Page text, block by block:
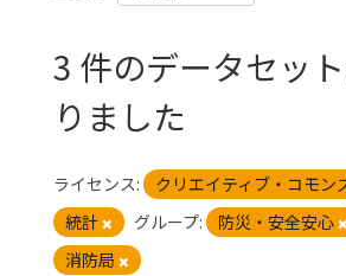
3 件のデータセッ
りました
ライセンス: クリエイティブ・コモン
統計
グループ: 防災・安全安心
消防局